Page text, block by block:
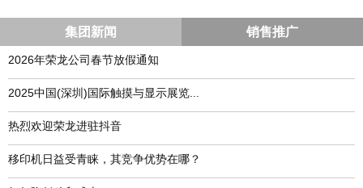
集团新闻 销售推广
2026年荣龙公司春节放假通知
​2025中国(深圳)国际触摸与显示展览...
热烈欢迎荣龙进驻抖音
移印机日益受青睐，其竞争优势在哪？